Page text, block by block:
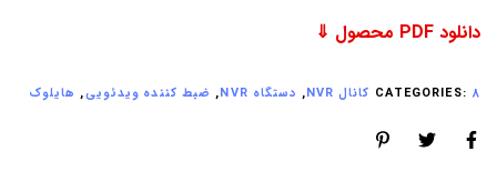
دانلود PDF محصول ⇓
CATEGORIES: 8 کانال NVR , دستگاه NVR , ضبط کننده ویدئویی, هایلوک